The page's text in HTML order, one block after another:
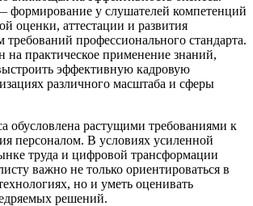
у слушателей компетенций
оценки, аттестации и развития
требований профессионального стандарта.
на практическое применение знаний,
эффективную кадровую
различного масштаба и сферы
обусловлена растущими требованиями к
персоналом. В условиях усиленной
труда и цифровой трансформации
важно не только ориентироваться в
но и уметь оценивать
решений.